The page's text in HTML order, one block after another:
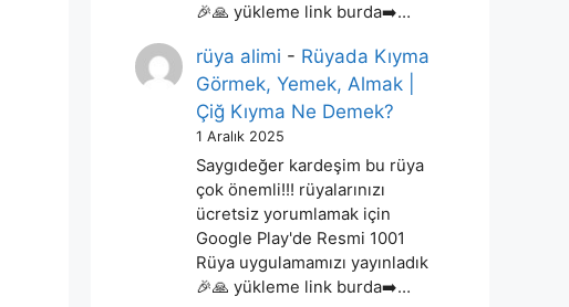
🎉🙏 yükleme link burda➡️…
rüya alimi - Rüyada Kıyma
Görmek, Yemek, Almak |
Çiğ Kıyma Ne Demek?
1 Aralık 2025
Saygıdeğer kardeşim bu rüya
çok önemli!!! rüyalarınızı
ücretsiz yorumlamak için
Google Play'de Resmi 1001
Rüya uygulamamızı yayınladık
🎉🙏 yükleme link burda➡️…